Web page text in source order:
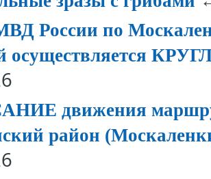
России по
осуществляется
движения
район